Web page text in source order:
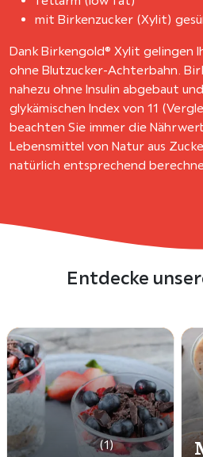
mit Birkenzucker (Xylit)
Dank Birkengold® Xylit gelingen
ohne Blutzucker-Achterbahn.
nahezu ohne Insulin abgebaut
glykämischen Index von 11
beachten Sie immer die
Lebensmittel von Natur aus
natürlich entsprechend
Entdecke
(1)